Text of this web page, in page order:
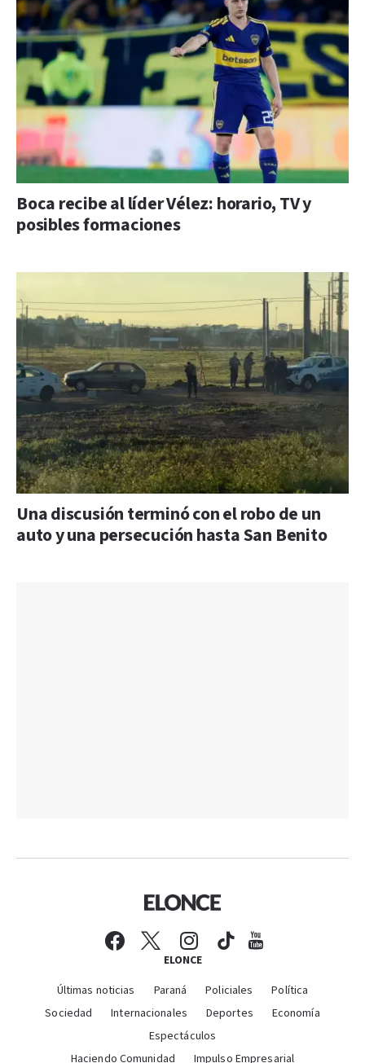
Boca recibe al líder Vélez: horario, TV y
posibles formaciones
Una discusión terminó con el robo de un
auto y una persecución hasta San Benito
ELONCE
Últimas noticias Paraná Policiales
Política
Sociedad
Internacionales Deportes
Economía
Espectáculos
Haciendo Comunidad
Impulso Empresarial